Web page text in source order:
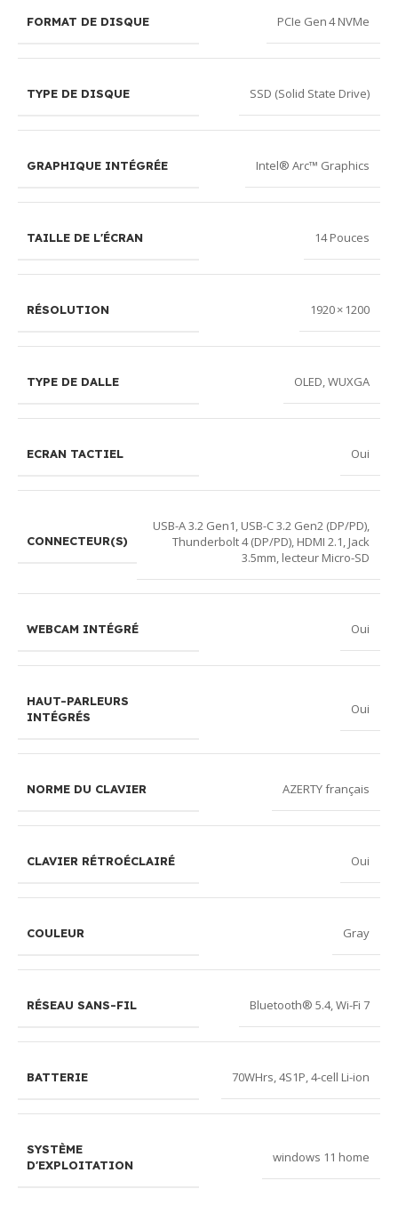
FORMAT DE DISQUE PCIe Gen 4 NVMe
TYPE DE DISQUE SSD (Solid State Drive)
GRAPHIQUE INTÉGRÉE Intel® Arc™ Graphics
TAILLE DE L'ÉCRAN 14 Pouces
RÉSOLUTION 1920 × 1200
TYPE DE DALLE OLED,WUXGA
ECRAN TACTIEL Oui
CONNECTEUR(S)
USB-A 3.2 Gen1, USB-C 3.2 Gen2 (DP/PD),
Thunderbolt 4 (DP/PD), HDMI 2.1, Jack
3.5mm, lecteur Micro-SD
WEBCAM INTÉGRÉ Oui
HAUT-PARLEURS
INTÉGRÉS
Oui
NORME DU CLAVIER AZERTY français
CLAVIER RÉTROÉCLAIRÉ Oui
COULEUR Gray
RÉSEAU SANS-FIL Bluetooth® 5.4,Wi-Fi 7
BATTERIE 70WHrs, 4S1P, 4-cell Li-ion
SYSTÈME
D'EXPLOITATION
windows 11 home